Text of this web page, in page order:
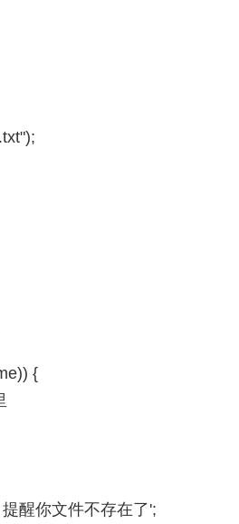
{
醒你文件不存在了';